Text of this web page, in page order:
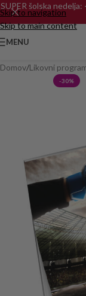
Skip to navigation
Skip to main content
SUPER šolska nedelja:
MENU
Domov Likovni
-30%